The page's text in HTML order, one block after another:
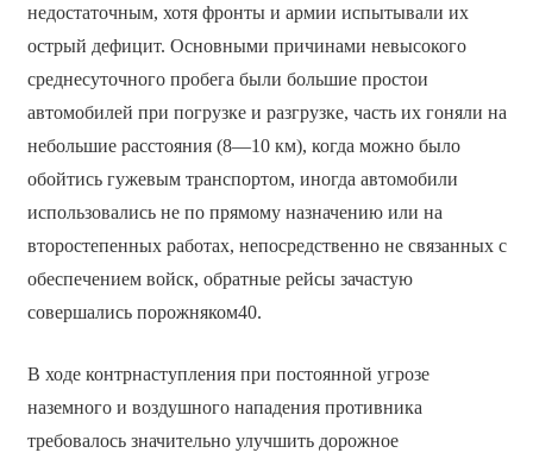
недостаточным, хотя фронты и армии испытывали их
острый дефицит. Основными причинами невысокого
среднесуточного пробега были большие простои
автомобилей при погрузке и разгрузке, часть их гоняли на
небольшие расстояния (8—10 км), когда можно было
обойтись гужевым транспортом, иногда автомобили
использовались не по прямому назначению или на
второстепенных работах, непосредственно не связанных с
обеспечением войск, обратные рейсы зачастую
совершались порожняком40.
В ходе контрнаступления при постоянной угрозе
наземного и воздушного нападения противника
требовалось значительно улучшить дорожное